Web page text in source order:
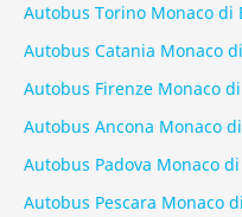
Autobus Torino Monaco di
Autobus Catania Monaco
Autobus Firenze Monaco
Autobus Ancona Monaco
Autobus Padova Monaco
Autobus Pescara Monaco